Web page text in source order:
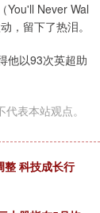
You'll Never Wal
，留下了热泪。
他以93次英超助
表本站观点。
整 科技成长行